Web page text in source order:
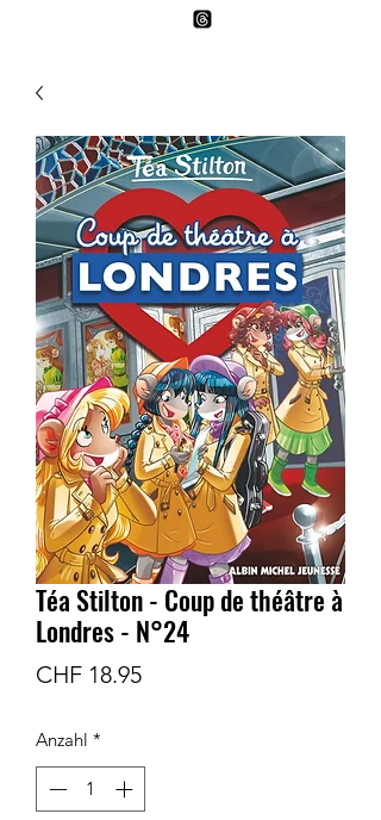
Téa Stilton - Coup de théâtre à
Londres - N°24
CHF 18.95Preis
Anzahl *